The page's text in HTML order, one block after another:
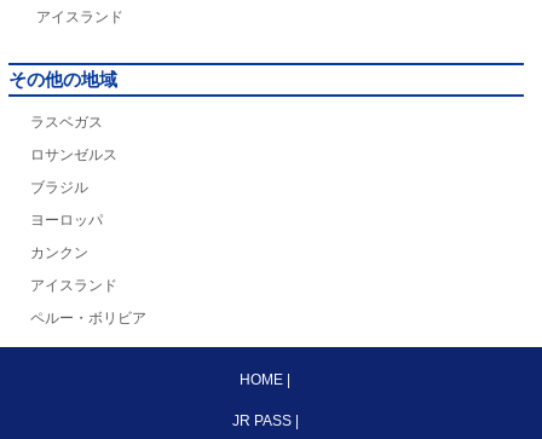
アイスランド
その他の地域
ラスベガス
ロサンゼルス
ブラジル
ヨーロッパ
カンクン
アイスランド
ペルー・ボリビア
HOME
JR PASS|